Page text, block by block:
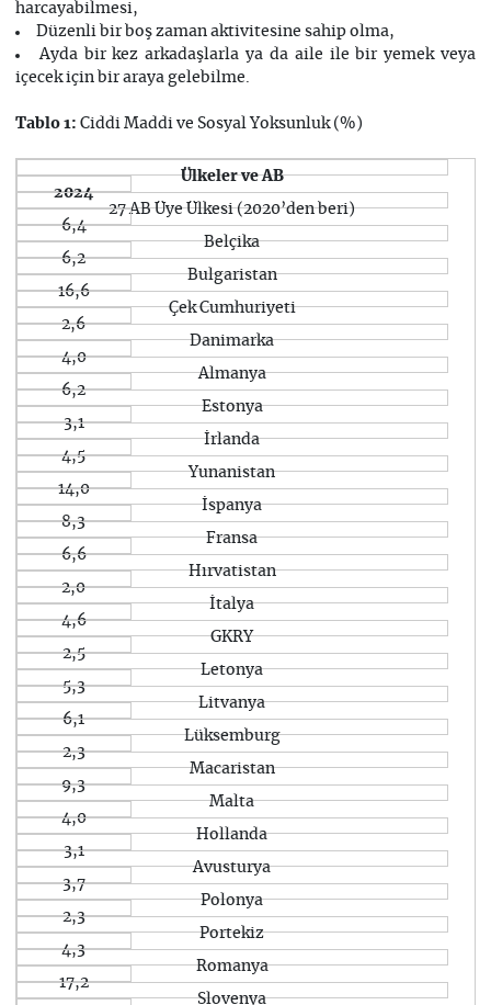
harcayabilmesi,
Düzenli bir boş zaman aktivitesine sahip olma,
Ayda bir kez arkadaşlarla ya da aile ile bir yemek veya
içecek için bir araya gelebilme.
Tablo 1: Ciddi Maddi ve Sosyal Yoksunluk (%)
Ülkeler ve AB
2024
27 AB Üye Ülkesi (2020’den beri)
6,4
Belçika
6,2
Bulgaristan
16,6
Çek Cumhuriyeti
2,6
Danimarka
4,0
Almanya
6,2
Estonya
3,1
İrlanda
4,5
Yunanistan
14,0
İspanya
8,3
Fransa
6,6
Hırvatistan
2,0
İtalya
4,6
GKRY
2,5
Letonya
5,3
Litvanya
6,1
Lüksemburg
2,3
Macaristan
9,3
Malta
4,0
Hollanda
3,1
Avusturya
3,7
Polonya
2,3
Portekiz
4,3
Romanya
17,2
Slovenya